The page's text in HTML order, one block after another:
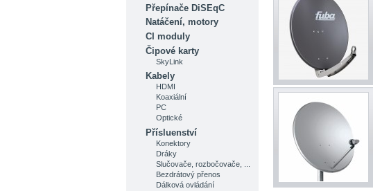
Přepínače DiSEqC
Natáčení, motory
CI moduly
Čipové karty
SkyLink
Kabely
HDMI
Koaxiální
PC
Optické
Přísluenství
Konektory
Dráky
Slučovače, rozbočovače, ...
Bezdrátový přenos
Dálková ovládání